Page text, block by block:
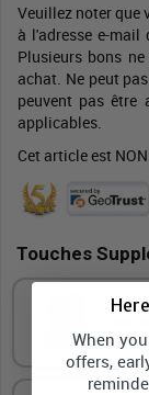
Veuillez noter que
à l'adresse e-mail
Plusieurs bons
achat. Ne peut
peuvent pas être
applicables.
Cet article est NON
Touches
When
offers,